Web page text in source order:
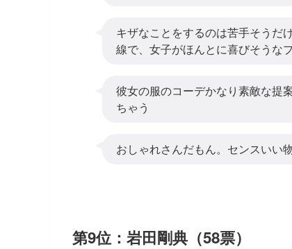
キザなことをするのは苦手そうだ
線で、女子がほんとに喜びそうな
彼女の服のコーデかなり素敵な提
ちゃう
おしゃれさんだもん。センスいい
第9位：岩田剛典（58票）